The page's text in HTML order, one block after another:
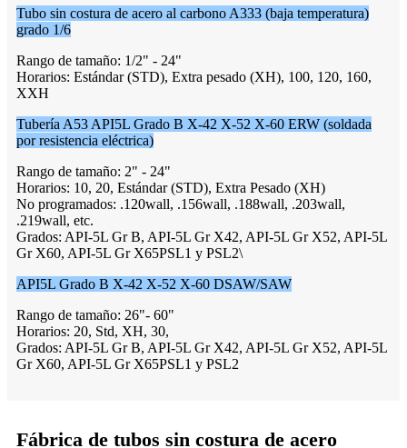
Tubo sin costura de acero al carbono A333 (baja temperatura)
grado 1/6
Rango de tamaño: 1/2" - 24"
Horarios: Estándar (STD), Extra pesado (XH), 100, 120, 160,
XXH
Tubería A53 API5L Grado B X-42 X-52 X-60 ERW (soldada
por resistencia eléctrica)
Rango de tamaño: 2" - 24"
Horarios: 10, 20, Estándar (STD), Extra Pesado (XH)
No programados: .120wall, .156wall, .188wall, .203wall,
.219wall, etc.
Grados: API-5L Gr B, API-5L Gr X42, API-5L Gr X52, API-5L
Gr X60, API-5L Gr X65PSL1 y PSL2\
API5L Grado B X-42 X-52 X-60 DSAW/SAW
Rango de tamaño: 26"- 60"
Horarios: 20, Std, XH, 30,
Grados: API-5L Gr B, API-5L Gr X42, API-5L Gr X52, API-5L
Gr X60, API-5L Gr X65PSL1 y PSL2
Fábrica de tubos sin costura de acero